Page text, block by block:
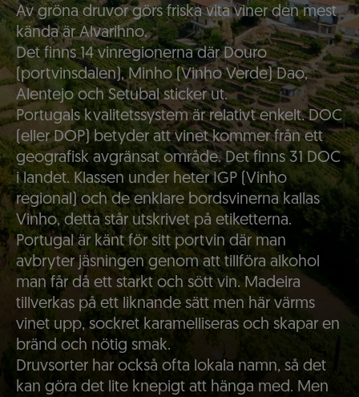
Av gröna druvor görs friska vita viner den mest
kända är Alvarihno.
Det finns 14 vinregionerna där Douro
(portvinsdalen), Minho (Vinho Verde) Dao,
Alentejo och Setubal sticker ut.
Portugals kvalitetssystem är relativt enkelt. DOC
(eller DOP) betyder att vinet kommer från ett
geografisk avgränsat område. Det finns 31 DOC
i landet. Klassen under heter IGP (Vinho
regional) och de enklare bordsvinerna kallas
Vinho, detta står utskrivet på etiketterna.
Portugal är känt för sitt portvin där man
avbryter jäsningen genom att tillföra alkohol
man får då ett starkt och sött vin. Madeira
tillverkas på ett liknande sätt men här värms
vinet upp, sockret karamelliseras och skapar en
bränd och nötig smak.
Druvsorter har också ofta lokala namn, så det
kan göra det lite knepigt att hänga med. Men